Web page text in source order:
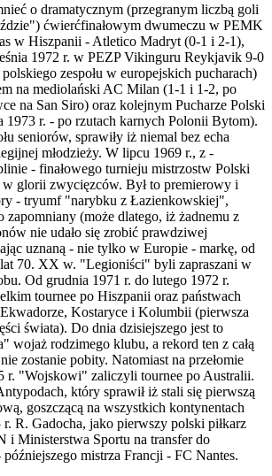
o dramatycznym (przegranym liczbą goli
ćwierćfinałowym dwumeczu w PEMK
w Hiszpanii - Atletico Madryt (0-1 i 2-1),
1972 r. w PEZP Vikinguru Reykjavik 9-0
zespołu w europejskich pucharach)
na mediolański AC Milan (1-1 i 1-2, po
na San Siro) oraz kolejnym Pucharze Polski
1973 r. - po rzutach karnych Polonii Bytom).
seniorów, sprawiły iż niemal bez echa
młodzieży. W lipcu 1969 r., z -
- finałowego turnieju mistrzostw Polski
glorii zwycięzców. Był to premierowy i
- tryumf "narybku z Łazienkowskiej",
zapomniany (może dlatego, iż żadnemu z
nie udało się zrobić prawdziwej
uznaną - nie tylko w Europie - markę, od
70. XX w. "Legioniści" byli zapraszani w
Od grudnia 1971 r. do lutego 1972 r.
tournee po Hiszpanii oraz państwach
Kostaryce i Kolumbii (pierwsza
świata). Do dnia dzisiejszego jest to
wojaż rodzimego klubu, a rekord ten z całą
zostanie pobity. Natomiast na przełomie
r. "Wojskowi" zaliczyli tournee po Australii.
który sprawił iż stali się pierwszą
goszczącą na wszystkich kontynentach
r. R. Gadocha, jako pierwszy polski piłkarz
i Ministerstwa Sportu na transfer do
mistrza Francji - FC Nantes.